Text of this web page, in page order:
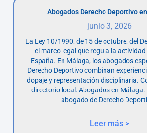
Abogados Derecho Deportivo
junio 3, 2026
La Ley 10/1990, de 15 de octubre, del
el marco legal que regula la
España. En Málaga, los abogados
Derecho Deportivo combinan
dopaje y representación disciplinaria.
directorio local: Abogados en Málaga.
abogado de Derecho
Leer más >